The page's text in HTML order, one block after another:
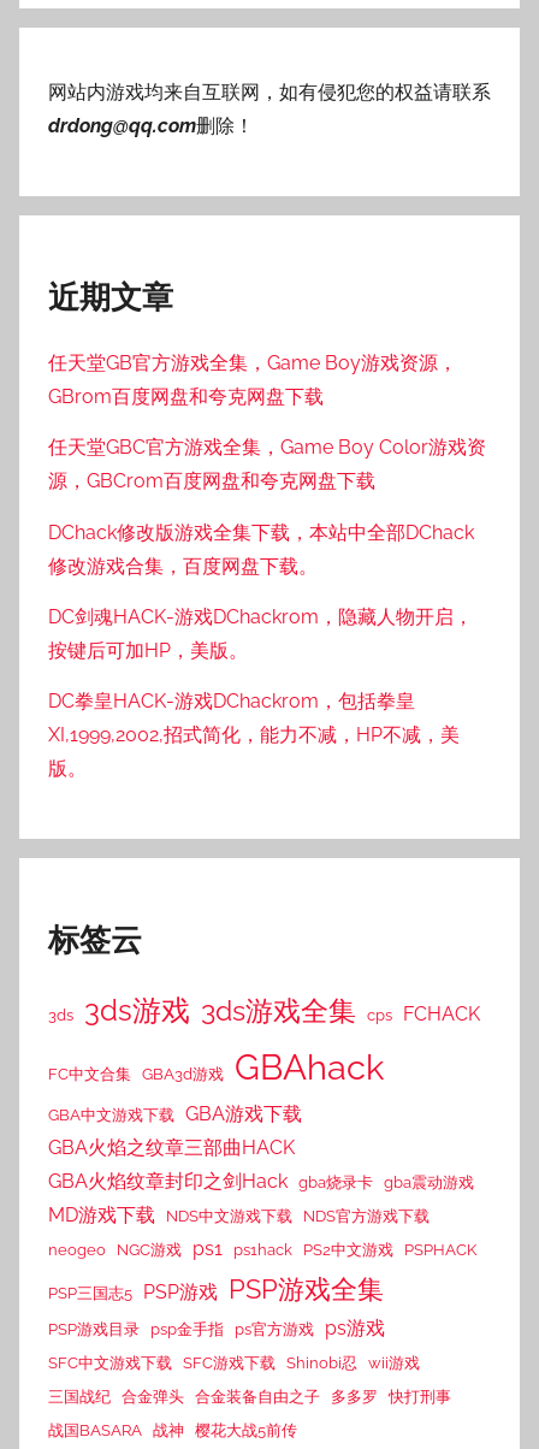
网站内游戏均来自互联网，如有侵犯您的权益请联系
drdong@qq.com删除！
近期文章
任天堂GB官方游戏全集，Game Boy游戏资源，
GBrom百度网盘和夸克网盘下载
任天堂GBC官方游戏全集，Game Boy Color游戏资
源，GBCrom百度网盘和夸克网盘下载
DChack修改版游戏全集下载，本站中全部DChack
修改游戏合集，百度网盘下载。
DC剑魂HACK-游戏DChackrom，隐藏人物开启，
按键后可加HP，美版。
DC拳皇HACK-游戏DChackrom，包括拳皇
XI,1999,2002,招式简化，能力不减，HP不减，美
版。
标签云
3ds 3ds游戏 3ds游戏全集 cps FCHACK
FC中文合集 GBA3d游戏 GBAhack
GBA中文游戏下载
GBA游戏下载
GBA火焰之纹章三部曲HACK
GBA火焰纹章封印之剑Hack gba烧录卡 gba震动游戏
MD游戏下载 NDS中文游戏下载
NDS官方游戏下载
neogeo
NGC游戏 ps1 ps1hack PS2中文游戏 PSPHACK
PSP三国志5 PSP游戏 PSP游戏全集
PSP游戏目录 psp金手指 ps官方游戏 ps游戏
SFC中文游戏下载 SFC游戏下载 Shinobi忍
wii游戏
三国战纪 合金弹头 合金装备自由之子 多多罗
快打刑事
战国BASARA 战神 樱花大战5前传